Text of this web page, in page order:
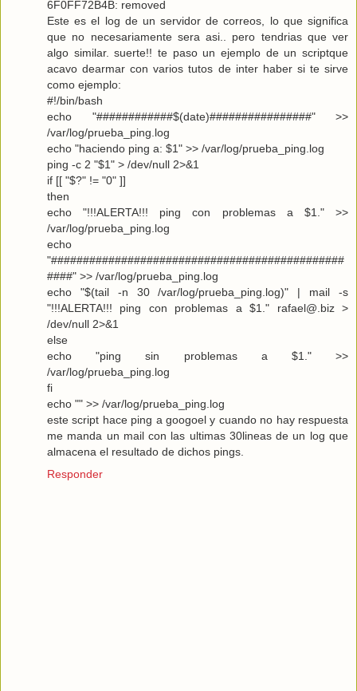
6F0FF72B4B: removed
Este es el log de un servidor de correos, lo que significa
que no necesariamente sera asi.. pero tendrias que ver
algo similar. suerte!! te paso un ejemplo de un scriptque
acavo dearmar con varios tutos de inter haber si te sirve
como ejemplo:
#!/bin/bash
echo "############$(date)################" >>
/var/log/prueba_ping.log
echo "haciendo ping a: $1" >> /var/log/prueba_ping.log
ping -c 2 "$1" > /dev/null 2>&1
if [[ "$?" != "0" ]]
then
echo "!!!ALERTA!!! ping con problemas a $1." >>
/var/log/prueba_ping.log
echo
"##############################################
####" >> /var/log/prueba_ping.log
echo "$(tail -n 30 /var/log/prueba_ping.log)" | mail -s
"!!!ALERTA!!! ping con problemas a $1." rafael@.biz >
/dev/null 2>&1
else
echo "ping sin problemas a $1." >>
/var/log/prueba_ping.log
fi
echo "" >> /var/log/prueba_ping.log
este script hace ping a googoel y cuando no hay respuesta
me manda un mail con las ultimas 30lineas de un log que
almacena el resultado de dichos pings.
Responder